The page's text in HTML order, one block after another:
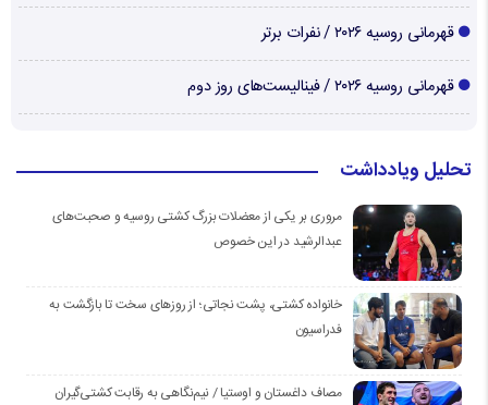
قهرمانی روسیه ۲۰۲۶ / نفرات برتر
قهرمانی روسیه ۲۰۲۶ / فینالیست‌های روز دوم
تحلیل ویادداشت
مروری بر یکی از معضلات بزرگ کشتی روسیه و صحبت‌های
عبدالرشید در این خصوص
خانواده کشتی، پشت نجاتی؛ از روزهای سخت تا بازگشت به
فدراسیون
مصاف داغستان و اوستیا / نیم‌نگاهی به رقابت کشتی‌گیران